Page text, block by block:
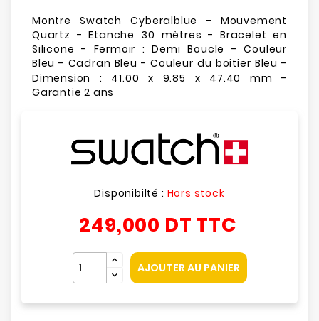
Montre Swatch Cyberalblue - Mouvement
Quartz - Etanche 30 mètres - Bracelet en
Silicone - Fermoir : Demi Boucle - Couleur
Bleu - Cadran Bleu - Couleur du boitier Bleu -
Dimension : 41.00 x 9.85 x 47.40 mm -
Garantie 2 ans
Disponibilté : Hors stock
249,000 DT TTC
AJOUTER AU PANIER